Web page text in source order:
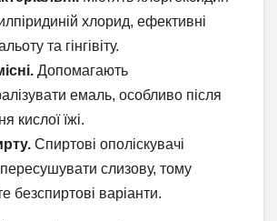
хлорид, ефективні
та гінгівіту.
Допомагають
емаль, особливо після
кислої їжі.
Спиртові ополіскувачі
слизову, тому
безспиртові варіанти.